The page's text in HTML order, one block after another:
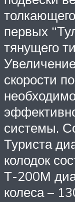
первых
тянущего
скорости
системы.
Туриста
колодок
Т-200М
колеса –